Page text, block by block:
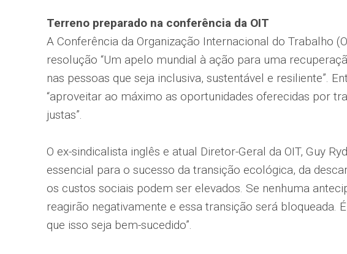
Terreno preparado na conferência da OIT
A Conferência da Organização Internacional do Trabalho
resolução “Um apelo mundial à ação para uma
nas pessoas que seja inclusiva, sustentável e resiliente”.
“aproveitar ao máximo as oportunidades oferecidas por
justas”.
O ex-sindicalista inglês e atual Diretor-Geral da OIT, Guy
essencial para o sucesso da transição ecológica, da
os custos sociais podem ser elevados. Se nenhuma
reagirão negativamente e essa transição será bloqueada.
que isso seja bem-sucedido”.